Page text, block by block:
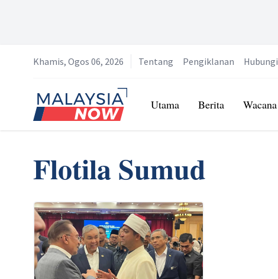
Khamis, Ogos 06, 2026 Tentang Pengiklanan Hubungi
Home
Utama Berita Wacana
Flotila Sumud